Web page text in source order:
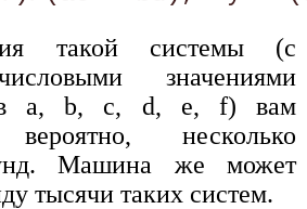
такой системы (с
значениями
а, b, с, d, е, f) вам
вероятно, несколько
Машина же может
тысячи таких систем.